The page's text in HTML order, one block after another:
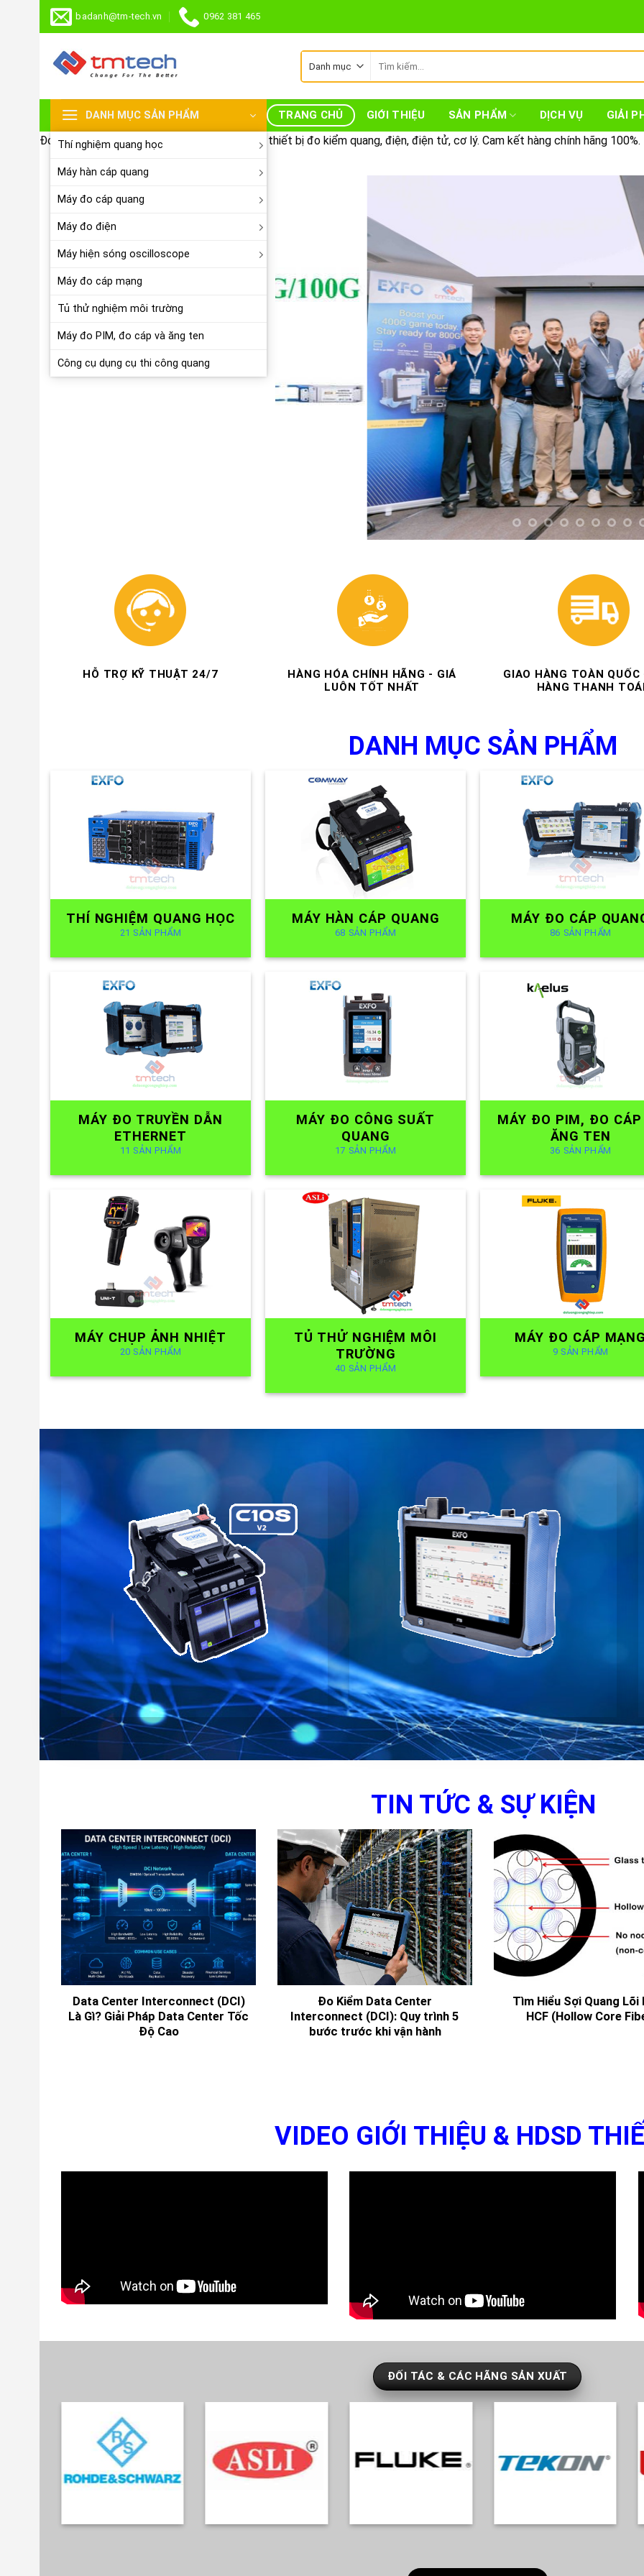
Skip
badanh@tm-tech.vn 0962 381 465
kiếm:
DANH MỤC SẢN PHẨM
Thí nghiệm quang học
Máy hàn cáp quang
Máy đo cáp quang
Máy đo điện
Máy hiện sóng oscilloscope
Máy đo cáp mạng
Tủ thử nghiệm môi trường
Máy đo PIM, đo cáp và ăng ten
Công cụ dụng cụ thi công quang
TRANG CHỦ GIỚI THIỆU SẢN PHẨM DỊCH VỤ GIẢI
Đo Lường Công Nghiệp chuyên cung cấp các thiết bị đo kiểm quang, điện, điện tử, cơ lý. Cam kết hàng chính hãng 100%.
HỖ TRỢ KỸ THUẬT 24/7
HÀNG HÓA CHÍNH HÃNG - GIÁ
LUÔN TỐT NHẤT
GIAO HÀNG TOÀN QUỐC
HÀNG THANH TOÁN
DANH MỤC SẢN PHẨM
THÍ NGHIỆM QUANG HỌC
21 SẢN PHẨM
MÁY HÀN CÁP QUANG
68 SẢN PHẨM
MÁY ĐO CÁP QUANG
86 SẢN PHẨM
MÁY ĐO TRUYỀN DẪN
ETHERNET
11 SẢN PHẨM
MÁY ĐO CÔNG SUẤT
QUANG
17 SẢN PHẨM
MÁY ĐO PIM, ĐO CÁP
ĂNG TEN
36 SẢN PHẨM
MÁY CHỤP ẢNH NHIỆT
20 SẢN PHẨM
TỦ THỬ NGHIỆM MÔI
TRƯỜNG
40 SẢN PHẨM
MÁY ĐO CÁP MẠNG
9 SẢN PHẨM
TIN TỨC & SỰ KIỆN
Data Center Interconnect (DCI)
Là Gì? Giải Pháp Data Center Tốc
Độ Cao
Đo Kiểm Data Center
Interconnect (DCI): Quy trình 5
bước trước khi vận hành
Tìm Hiểu Sợi Quang Lõi
HCF (Hollow Core
ĐỐI TÁC & CÁC HÃNG SẢN XUẤT